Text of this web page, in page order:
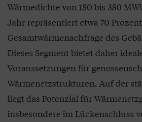
Wärmedichte von 150 bis 350
Jahr repräsentiert etwa 70
Gesamtwärmenachfrage des
Dieses Segment bietet daher
Voraussetzungen für
Wärmenetzstrukturen. Auf der
liegt das Potenzial für
insbesondere im Lückenschluss